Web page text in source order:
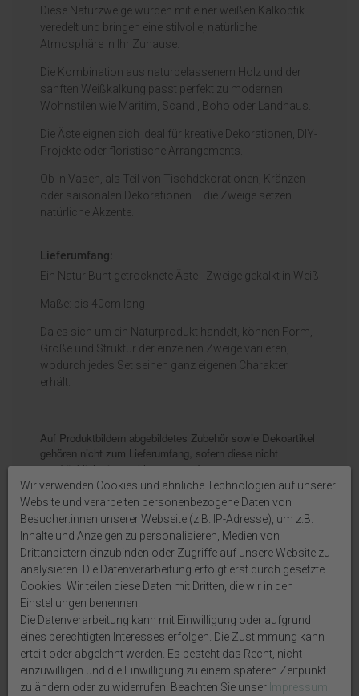
Diese Naturzweige wurden mit einer weißen Kalkoptik
veredelt und bringen eine stilvolle, natürliche
Atmosphäre in Ihr Zuhause.
Die Kombination aus naturbelassenem Holz und der
sanften Weißkalkung passt perfekt zu modernen
Wohnstilen wie Maritim, Scandi, Boho oder Landhaus.
Die Äste eignen sich ideal für kreative Dekorationen, DIY-
Projekte oder floristische Arrangements.
Ob in Vasen, als Teil von Tischdekorationen, Kränzen
oder saisonalen Dekorationen – die Zweige setzen
natürliche Akzente.
Lieferumfang:
Ein Natur Bunt getrocknete Äste - Zweige gekalkt in Weiß
Maße: bis 40cm lang
Da es sich um ein Naturprodukt handelt, können Form,
Größe und Struktur der einzelnen Zweige variieren,
wodurch jedes Set seinen ganz eigenen Charakter
erhält.
Auf Produktbildern abgebildetes Zubehör sowie Dekoartikel
gehören nicht zum Lieferumfang, sofern diese nicht
ausdrücklich eingeschlossen werden.
Weitere interessante Artikel
Wir verwenden Cookies und ähnliche Technologien auf unserer
Website und verarbeiten personenbezogene Daten von
Besucher:innen unserer Webseite (z.B. IP-Adresse), um z.B.
Inhalte und Anzeigen zu personalisieren, Medien von
Drittanbietern einzubinden oder Zugriffe auf unsere Website zu
analysieren. Die Datenverarbeitung erfolgt erst durch gesetzte
Cookies. Wir teilen diese Daten mit Dritten, die wir in den
Einstellungen benennen.
Die Datenverarbeitung kann mit Einwilligung oder aufgrund
eines berechtigten Interesses erfolgen. Die Zustimmung kann
erteilt oder abgelehnt werden. Es besteht das Recht, nicht
einzuwilligen und die Einwilligung zu einem späteren Zeitpunkt
zu ändern oder zu widerrufen. Beachten Sie unser Impressum